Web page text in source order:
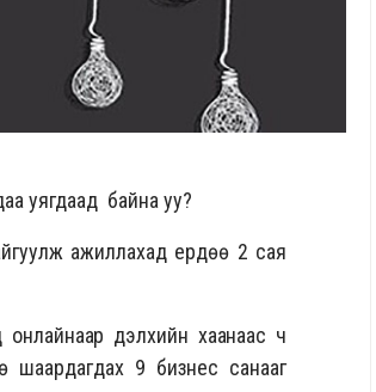
уягдаад байна уу?
ажиллахад ердөө 2 сая
онлайнаар дэлхийн хаанаас ч
шаардагдах 9 бизнес санааг